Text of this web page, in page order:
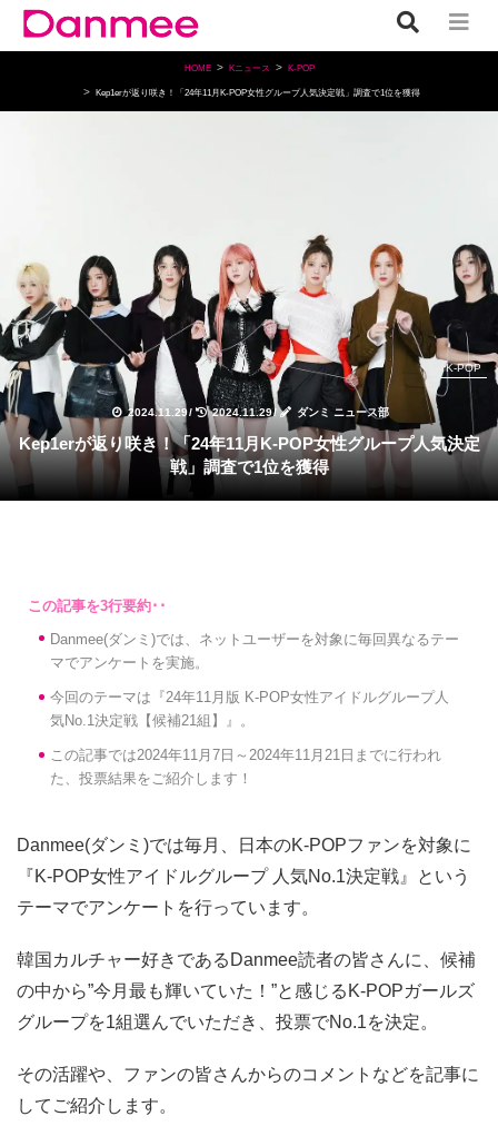
HOME Kニュース K-POP
Kep1erが返り咲き！「24年11月K-POP女性グループ人気決定戦」調査で1位を獲得
2024.11.29/ 2024.11.29/ ダンミ ニュース部
K-POP
Kep1erが返り咲き！「24年11月K-POP女性グループ人気決定
戦」調査で1位を獲得
Danmee(ダンミ)では、ネットユーザーを対象に毎回異なるテー
マでアンケートを実施。
今回のテーマは『24年11月版 K-POP女性アイドルグループ人
気No.1決定戦【候補21組】』。
この記事では2024年11月7日～2024年11月21日までに行われ
た、投票結果をご紹介します！
Danmee(ダンミ)では毎月、日本のK-POPファンを対象に
『K-POP女性アイドルグループ 人気No.1決定戦』という
テーマでアンケートを行っています。
韓国カルチャー好きであるDanmee読者の皆さんに、候補
の中から”今月最も輝いていた！”と感じるK-POPガールズ
グループを1組選んでいただき、投票でNo.1を決定。
その活躍や、ファンの皆さんからのコメントなどを記事に
してご紹介します。